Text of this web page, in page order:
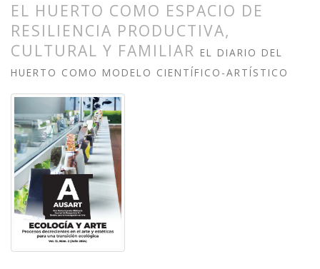
EL HUERTO COMO ESPACIO DE
RESILIENCIA PRODUCTIVA,
CULTURAL Y FAMILIAR EL DIARIO DEL
HUERTO COMO MODELO CIENTÍFICO-ARTÍSTICO